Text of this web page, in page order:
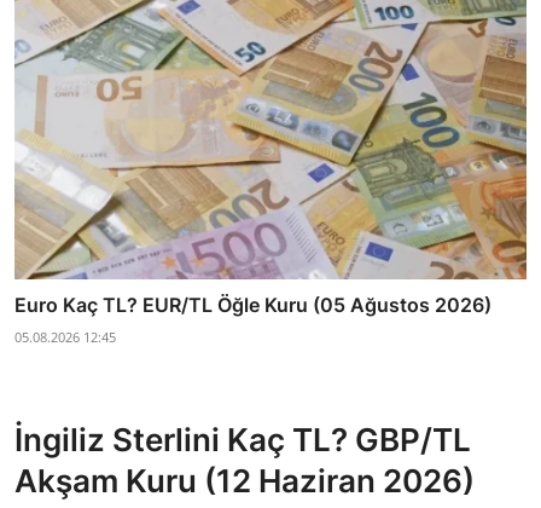
Euro Kaç TL? EUR/TL Öğle Kuru (05 Ağustos 2026)
05.08.2026 12:45
İngiliz Sterlini Kaç TL? GBP/TL
Akşam Kuru (12 Haziran 2026)